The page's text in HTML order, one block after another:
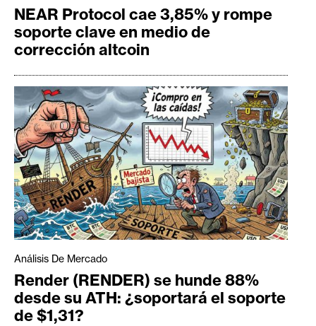
NEAR Protocol cae 3,85% y rompe
soporte clave en medio de
corrección altcoin
Análisis De Mercado
Render (RENDER) se hunde 88%
desde su ATH: ¿soportará el soporte
de $1,31?